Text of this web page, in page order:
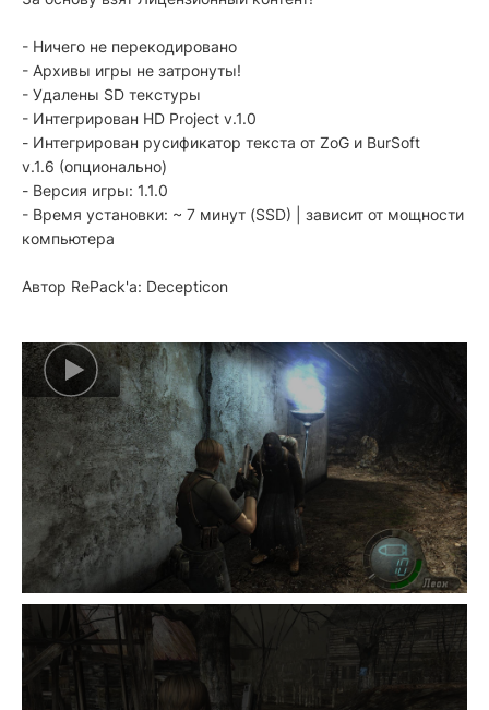
- Ничего не перекодировано
- Архивы игры не затронуты!
- Удалены SD текстуры
- Интегрирован HD Project v.1.0
- Интегрирован русификатор текста от ZoG и BurSoft
v.1.6 (опционально)
- Версия игры: 1.1.0
- Время установки: ~ 7 минут (SSD) | зависит от мощности
компьютера
Автор RePack'a: Decepticon